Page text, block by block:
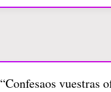
“Confesaos vuestras